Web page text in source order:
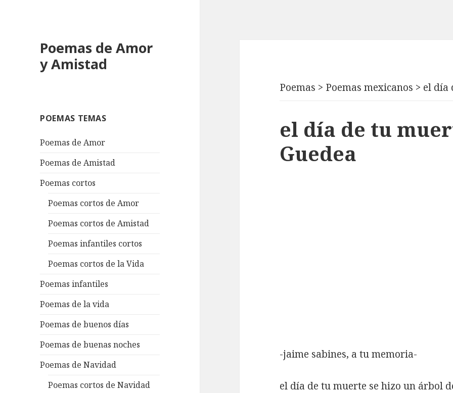
Poemas de Amor
y Amistad
POEMAS TEMAS
Poemas de Amor
Poemas de Amistad
Poemas cortos
Poemas cortos de Amor
Poemas cortos de Amistad
Poemas infantiles cortos
Poemas cortos de la Vida
Poemas infantiles
Poemas de la vida
Poemas de buenos días
Poemas de buenas noches
Poemas de Navidad
Poemas cortos de Navidad
Poemas > Poemas mexicanos > el día
el día de tu
Guedea
-jaime sabines, a tu memoria-
el día de tu muerte se hizo un árbol